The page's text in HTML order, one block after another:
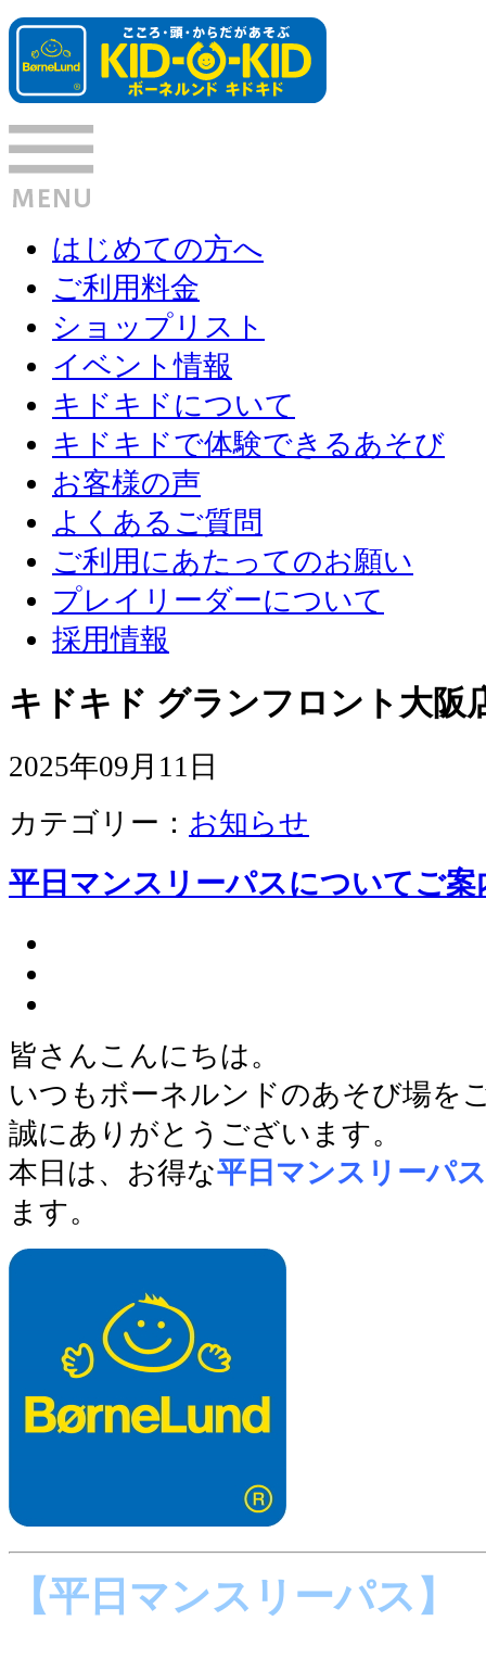
はじめての方へ
ご利用料金
ショップリスト
イベント情報
キドキドについて
キドキドで体験できるあそび
お客様の声
よくあるご質問
ご利用にあたってのお願い
プレイリーダーについて
採用情報
キドキド グランフロント大阪
2025年09月11日
カテゴリー： お知らせ
平日マンスリーパスについてご案
皆さんこんにちは。
いつもボーネルンドのあそび場を
誠にありがとうございます。
本日は、お得な平日マンスリーパス
ます。
【平日マンスリーパス】